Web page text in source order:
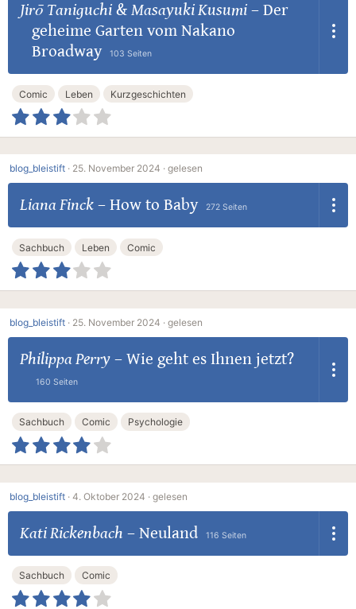
Jirō Taniguchi& Masayuki Kusumi– Der
geheime Garten vom Nakano
Broadway
103 Seiten
Comic Leben Kurzgeschichten
blog_bleistift · 25. November 2024 · gelesen
Liana Finck– How to Baby 272 Seiten
Sachbuch Leben Comic
blog_bleistift · 25. November 2024 · gelesen
Philippa Perry– Wie geht es Ihnen jetzt?
160 Seiten
Sachbuch Comic Psychologie
blog_bleistift · 4. Oktober 2024 · gelesen
Kati Rickenbach – Neuland 116 Seiten
Sachbuch Comic